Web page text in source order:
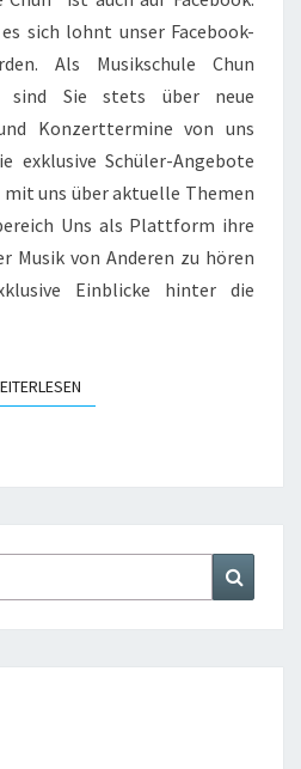
sich lohnt unser Facebook-
Als Musikschule Chun
sind Sie stets über neue
Konzerttermine von uns
exklusive Schüler-Angebote
mit uns über aktuelle Themen
Uns als Plattform ihre
Musik von Anderen zu hören
Einblicke hinter die
WEITERLESEN